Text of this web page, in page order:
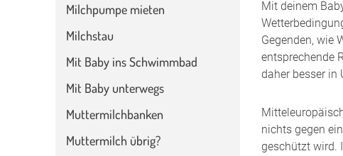
Mit deinem
Gegenden, wie
entsprechende
daher besser in
nichts gegen
geschützt wird.
Milchpumpe mieten
Milchstau
Mit Baby ins Schwimmbad
Mit Baby unterwegs
Muttermilchbanken
Muttermilch übrig?